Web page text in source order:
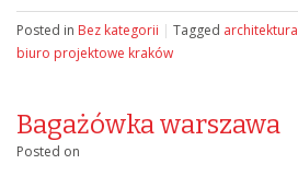
Posted in Bez kategorii | Tagged
biuro projektowe kraków
Bagażówka warszawa
Posted on